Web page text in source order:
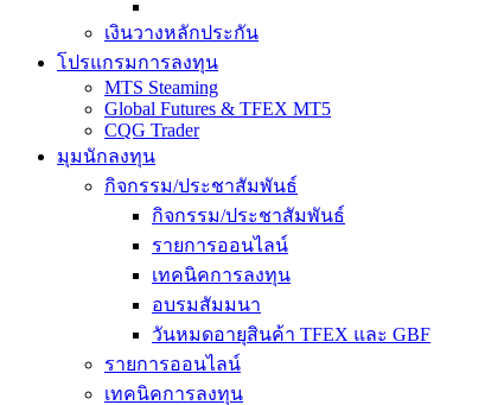
เงินวางหลักประกัน
โปรแกรมการลงทุน
MTS Steaming
Global Futures & TFEX MT5
CQG Trader
มุมนักลงทุน
กิจกรรม/ประชาสัมพันธ์
กิจกรรม/ประชาสัมพันธ์
รายการออนไลน์
เทคนิคการลงทุน
อบรมสัมมนา
วันหมดอายุสินค้า TFEX และ GBF
รายการออนไลน์
เทคนิคการลงทุน